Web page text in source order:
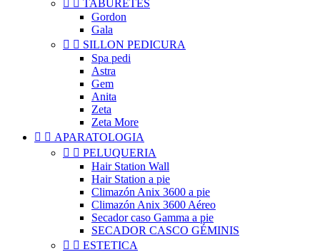
TABURETES
Gordon
Gala
  SILLON PEDICURA
Spa pedi
Astra
Gem
Anita
Zeta
Zeta More
  APARATOLOGIA
  PELUQUERIA
Hair Station Wall
Hair Station a pie
Climazón Anix 3600 a pie
Climazón Anix 3600 Aéreo
Secador caso Gamma a pie
SECADOR CASCO GÉMINIS
  ESTETICA